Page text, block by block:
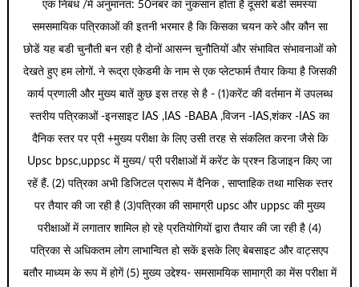
एक निबंध /में अनुमानत: 50नंबर का नुकसान होता है दूसरी बडी समस्या
समसमायिक पत्रिकाओं की इतनी भरमार है कि किसका चयन करे और कौन सा
छोडें यह बडी चुनौती बन रही है दोनों आसन्न चुनौतियों और संभावित संभावनाओं को
देखते हुए हम लोगों. ने रूद्रा एकेडमी के नाम से एक प्लेटफार्म तैयार किया है जिसकी
कार्य प्रणाली और मुख्य बातें कुछ इस तरह से है - (1)करेंट की वर्तमान में उपलब्ध
स्तरीय पत्रिकाओं -इनसाइट IAS ,IAS -BABA ,विजन -IAS,शंकर -IAS का
दैनिक स्तर पर प्री +मुख्य परीक्षा के लिए उसी तरह से संकलित करना जैसे कि
Upsc bpsc,uppsc में मुख्य/ प्री परीक्षाओं में करेंट के प्रश्न डिजाइन किए जा
रहें हैं. (2) पत्रिका अभी डिजिटल प्रारूप में दैनिक , साप्ताहिक तथा मासिक स्तर
पर तैयार की जा रही है (3)पत्रिका की सामाग्री upsc और uppsc की मुख्य
परीक्षाओं में लगातार शामिल हो रहे प्रतियोगियों द्वारा तैयार की जा रही है (4)
पत्रिका से अधिकतम लोग लाभान्वित हो सकें इसके लिए बेबसाइट और वाट्सएप
बतौर माध्यम के रूप में होगें (5) मुख्य उद्देश्य- समसामयिक सामाग्री का मेंस परीक्षा में